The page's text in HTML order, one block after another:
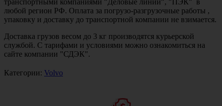
любой регион РФ. Оплата за погрузо-разгрузочные работы ,
упаковку и доставку до транспортной компании не взимается.
Доставка грузов весом до 3 кг производятся курьерской
службой. С тарифами и условиями можно ознакомиться на
сайте компании "СДЭК".
Категории: Volvo